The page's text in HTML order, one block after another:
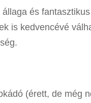
és
is kedvencévé
(érett, de még